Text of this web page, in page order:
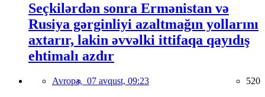
Seçkilərdən sonra Ermənistan və
Rusiya gərginliyi azaltmağın yollarını
axtarır, lakin əvvəlki ittifaqa qayıdış
ehtimalı azdır
Avropa, 07 avqust, 09:23 520